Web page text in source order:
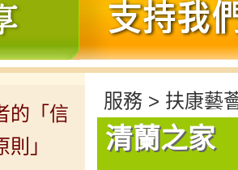
的「信
」
服務 > 扶康藝
清蘭之家